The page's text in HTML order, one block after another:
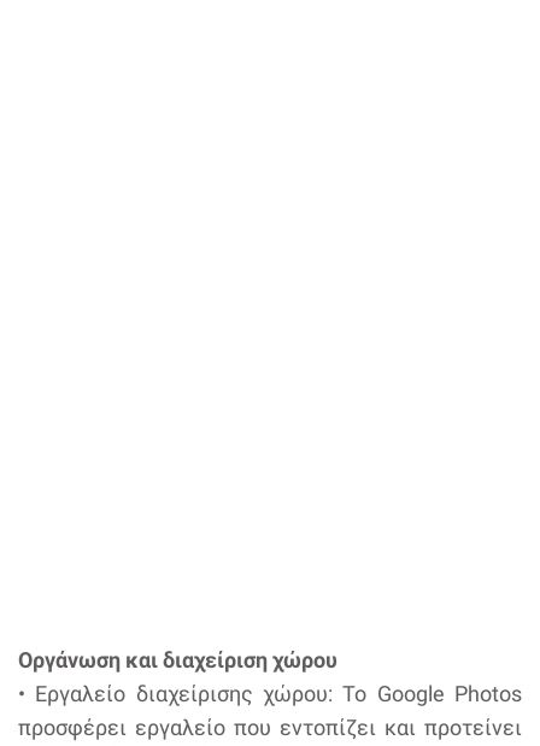
Οργάνωση και διαχείριση χώρου
• Εργαλείο διαχείρισης χώρου: Το Google Photos
προσφέρει εργαλείο που εντοπίζει και προτείνει